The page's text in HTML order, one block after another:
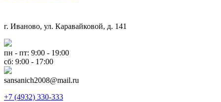
г. Иваново, ул. Каравайковой, д. 141
пн - пт: 9:00 - 19:00
сб: 9:00 - 17:00
sansanich2008@mail.ru
+7 (4932) 330-333